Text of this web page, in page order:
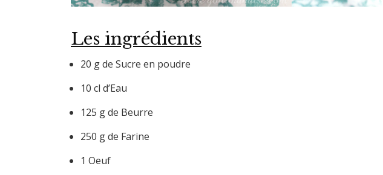
Les ingrédients
20 g de Sucre en poudre
10 cl d’Eau
125 g de Beurre
250 g de Farine
1 Oeuf